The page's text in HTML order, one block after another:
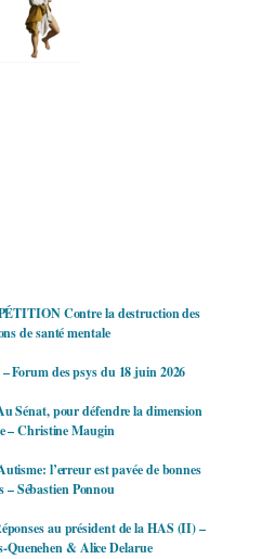
Contre la destruction des
de santé mentale
Forum des psys du 18 juin 2026
Sénat, pour défendre la dimension
– Christine Maugin
l’erreur est pavée de bonnes
– Sébastien Ponnou
au président de la HAS (II) –
Quenehen & Alice Delarue